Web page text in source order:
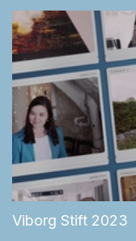
Viborg Stift 2023